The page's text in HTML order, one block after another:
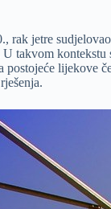
rak jetre